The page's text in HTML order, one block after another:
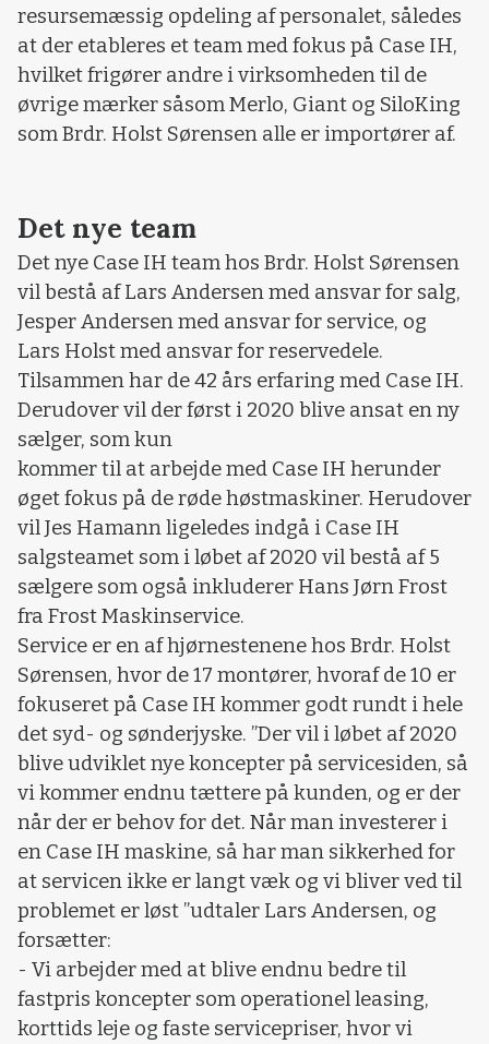
resursemæssig opdeling af personalet, således
at der etableres et team med fokus på Case IH,
hvilket frigører andre i virksomheden til de
øvrige mærker såsom Merlo, Giant og SiloKing
som Brdr. Holst Sørensen alle er importører af.
Det nye team
Det nye Case IH team hos Brdr. Holst Sørensen
vil bestå af Lars Andersen med ansvar for salg,
Jesper Andersen med ansvar for service, og
Lars Holst med ansvar for reservedele.
Tilsammen har de 42 års erfaring med Case IH.
Derudover vil der først i 2020 blive ansat en ny
sælger, som kun
kommer til at arbejde med Case IH herunder
øget fokus på de røde høstmaskiner. Herudover
vil Jes Hamann ligeledes indgå i Case IH
salgsteamet som i løbet af 2020 vil bestå af 5
sælgere som også inkluderer Hans Jørn Frost
fra Frost Maskinservice.
Service er en af hjørnestenene hos Brdr. Holst
Sørensen, hvor de 17 montører, hvoraf de 10 er
fokuseret på Case IH kommer godt rundt i hele
det syd- og sønderjyske. ”Der vil i løbet af 2020
blive udviklet nye koncepter på servicesiden, så
vi kommer endnu tættere på kunden, og er der
når der er behov for det. Når man investerer i
en Case IH maskine, så har man sikkerhed for
at servicen ikke er langt væk og vi bliver ved til
problemet er løst ”udtaler Lars Andersen, og
forsætter:
- Vi arbejder med at blive endnu bedre til
fastpris koncepter som operationel leasing,
korttids leje og faste servicepriser, hvor vi